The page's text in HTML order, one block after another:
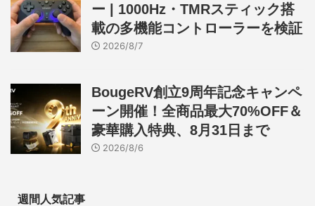
ー | 1000Hz・TMRスティック搭
載の多機能コントローラーを検証
2026/8/7
BougeRV創立9周年記念キャンペ
ーン開催！全商品最大70%OFF＆
豪華購入特典、8月31日まで
2026/8/6
週間人気記事